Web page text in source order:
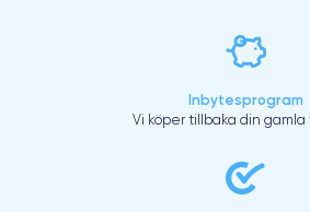
Inbytesprogram
Vi köper tillbaka din